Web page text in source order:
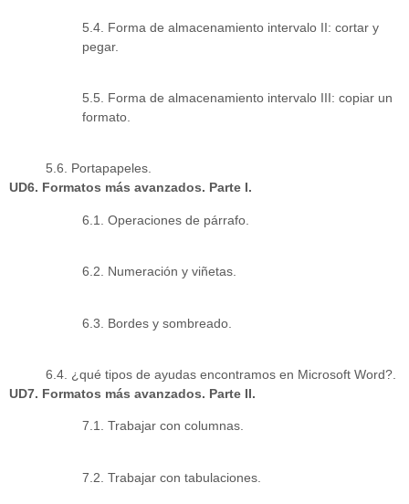
5.4. Forma de almacenamiento intervalo II: cortar y
pegar.
5.5. Forma de almacenamiento intervalo III: copiar un
formato.
5.6. Portapapeles.
UD6. Formatos más avanzados. Parte I.
6.1. Operaciones de párrafo.
6.2. Numeración y viñetas.
6.3. Bordes y sombreado.
6.4. ¿qué tipos de ayudas encontramos en Microsoft Word?.
UD7. Formatos más avanzados. Parte II.
7.1. Trabajar con columnas.
7.2. Trabajar con tabulaciones.